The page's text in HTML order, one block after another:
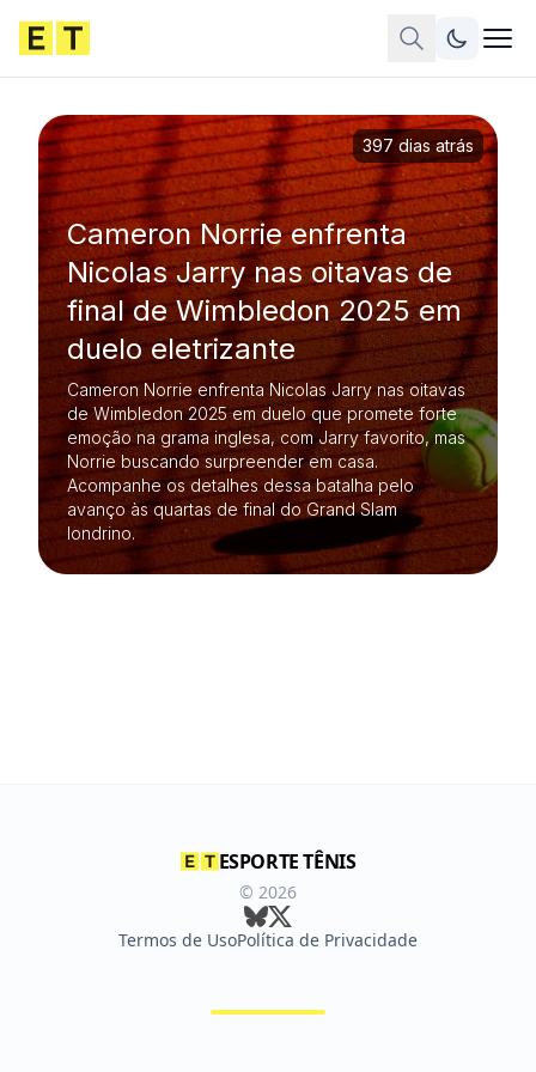
Cameron Norrie enfrenta
Nicolas Jarry nas oitavas de
final de Wimbledon 2025 em
duelo eletrizante
Cameron Norrie enfrenta Nicolas Jarry nas oitavas
de Wimbledon 2025 em duelo que promete forte
emoção na grama inglesa, com Jarry favorito, mas
Norrie buscando surpreender em casa.
Acompanhe os detalhes dessa batalha pelo
avanço às quartas de final do Grand Slam
londrino.
397 dias atrás
ESPORTE TÊNIS
© 2026
Termos de UsoPolítica de Privacidade